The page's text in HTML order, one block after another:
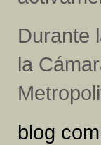
Durante
la
blog